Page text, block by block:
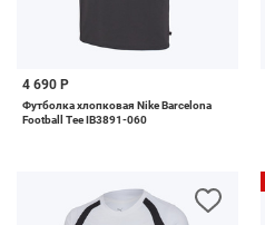
4 690 Р
Футболка хлопковая Nike Barcelona
Football Tee IB3891-060